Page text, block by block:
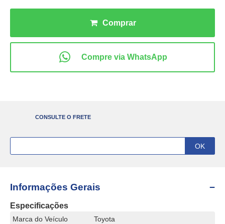
CONSULTE O FRETE
Informações Gerais
Especificações
Marca do Veículo
Toyota